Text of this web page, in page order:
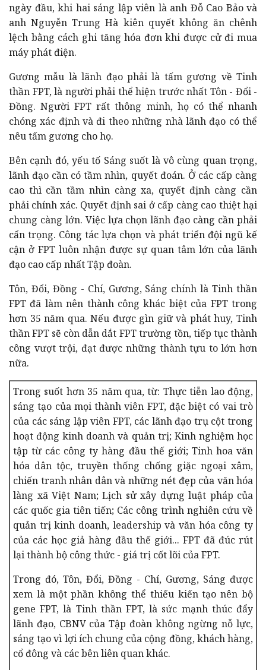
ngày đầu, khi hai sáng lập viên là anh Đỗ Cao Bảo và
anh Nguyễn Trung Hà kiên quyết không ăn chênh
lệch bằng cách ghi tăng hóa đơn khi được cử đi mua
máy phát điện.
Gương mẫu là lãnh đạo phải là tấm gương về Tinh
thần FPT, là người phải thể hiện trước nhất Tôn - Đổi -
Đồng. Người FPT rất thông minh, họ có thể nhanh
chóng xác định và đi theo những nhà lãnh đạo có thể
nêu tấm gương cho họ.
Bên cạnh đó, yếu tố Sáng suốt là vô cùng quan trọng,
lãnh đạo cần có tầm nhìn, quyết đoán. Ở các cấp càng
cao thì cần tầm nhìn càng xa, quyết định càng cần
phải chính xác. Quyết định sai ở cấp càng cao thiệt hại
chung càng lớn. Việc lựa chọn lãnh đạo càng cần phải
cẩn trọng. Công tác lựa chọn và phát triển đội ngũ kế
cận ở FPT luôn nhận được sự quan tâm lớn của lãnh
đạo cao cấp nhất Tập đoàn.
Tôn, Đổi, Đồng - Chí, Gương, Sáng chính là Tinh thần
FPT đã làm nên thành công khác biệt của FPT trong
hơn 35 năm qua. Nếu được gìn giữ và phát huy, Tinh
thần FPT sẽ còn dẫn dắt FPT trường tồn, tiếp tục thành
công vượt trội, đạt được những thành tựu to lớn hơn
nữa.
Trong suốt hơn 35 năm qua, từ: Thực tiễn lao động,
sáng tạo của mọi thành viên FPT, đặc biệt có vai trò
của các sáng lập viên FPT, các lãnh đạo trụ cột trong
hoạt động kinh doanh và quản trị; Kinh nghiệm học
tập từ các công ty hàng đầu thế giới; Tinh hoa văn
hóa dân tộc, truyền thống chống giặc ngoại xâm,
chiến tranh nhân dân và những nét đẹp của văn hóa
làng xã Việt Nam; Lịch sử xây dựng luật pháp của
các quốc gia tiên tiến; Các công trình nghiên cứu về
quản trị kinh doanh, leadership và văn hóa công ty
của các học giả hàng đầu thế giới... FPT đã đúc rút
lại thành bộ công thức - giá trị cốt lõi của FPT.
Trong đó, Tôn, Đổi, Đồng - Chí, Gương, Sáng được
xem là một phần không thể thiếu kiến tạo nên bộ
gene FPT, là Tinh thần FPT, là sức mạnh thúc đẩy
lãnh đạo, CBNV của Tập đoàn không ngừng nỗ lực,
sáng tạo vì lợi ích chung của cộng đồng, khách hàng,
cổ đông và các bên liên quan khác.